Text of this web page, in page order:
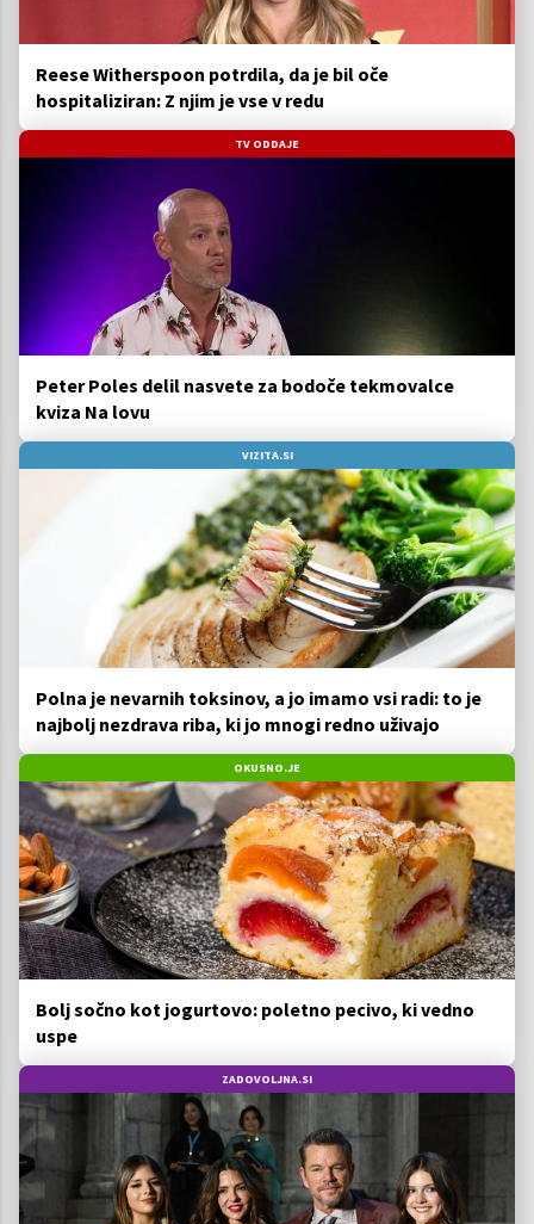
Reese Witherspoon potrdila, da je bil oče
hospitaliziran: Z njim je vse v redu
TV ODDAJE
Peter Poles delil nasvete za bodoče tekmovalce
kviza Na lovu
VIZITA.SI
Polna je nevarnih toksinov, a jo imamo vsi radi: to je
najbolj nezdrava riba, ki jo mnogi redno uživajo
OKUSNO.JE
Bolj sočno kot jogurtovo: poletno pecivo, ki vedno
uspe
ZADOVOLJNA.SI